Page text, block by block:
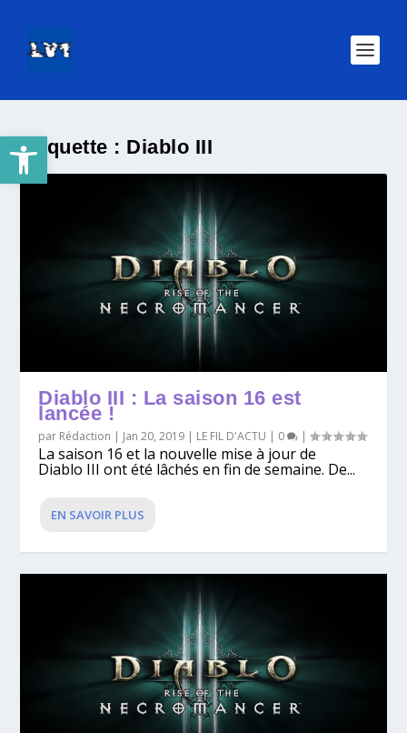
Ouvrir la barre d’outilsÉtiquette : Diablo III
Diablo III : La saison 16 est
lancée !
par Rédaction | Jan 20, 2019 | LE FIL D'ACTU | 0 |
La saison 16 et la nouvelle mise à jour de
Diablo III ont été lâchés en fin de semaine. De...
EN SAVOIR PLUS